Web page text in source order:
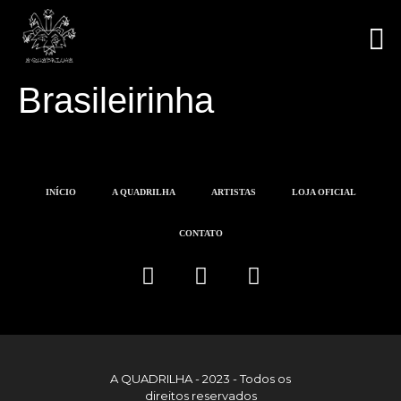
Brasileirinha
INÍCIO A QUADRILHA ARTISTAS LOJA OFICIAL
CONTATO
A QUADRILHA - 2023 - Todos os
direitos reservados